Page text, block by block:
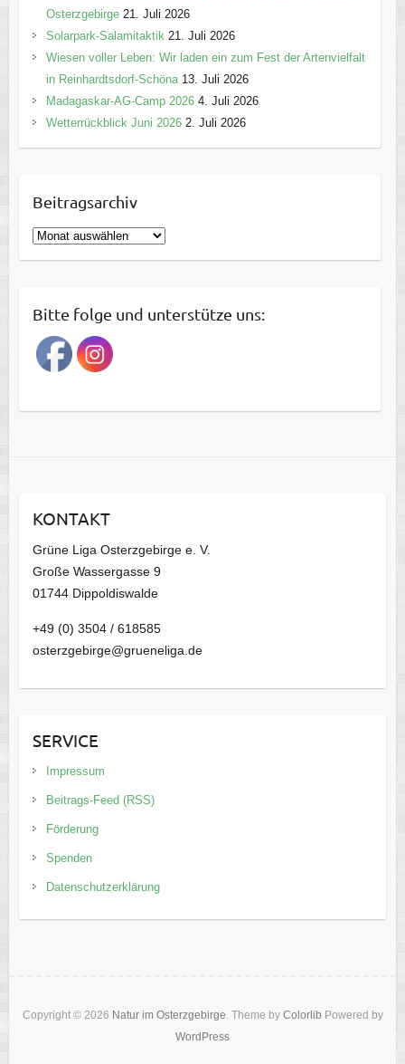
Osterzgebirge 21. Juli 2026
Solarpark-Salamitaktik 21. Juli 2026
Wiesen voller Leben: Wir laden ein zum Fest der Artenvielfalt
in Reinhardtsdorf-Schöna 13. Juli 2026
Madagaskar-AG-Camp 2026 4. Juli 2026
Wetterrückblick Juni 2026 2. Juli 2026
Beitragsarchiv
B
e
r
a
g
a
v
Bitte folge und unterstütze uns:
KONTAKT
Grüne Liga Osterzgebirge e. V.
Große Wassergasse 9
01744 Dippoldiswalde
+49 (0) 3504 / 618585
osterzgebirge@grueneliga.de
SERVICE
Impressum
Beitrags-Feed (RSS)
Förderung
Spenden
Datenschutzerklärung
Copyright © 2026 Natur im Osterzgebirge. Theme by Colorlib Powered by
WordPress